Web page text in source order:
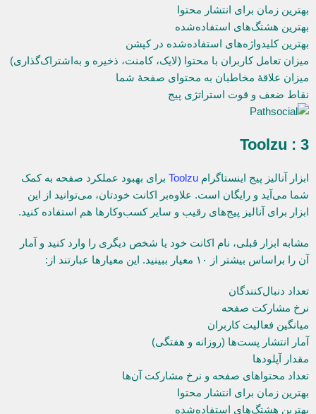
بهترین زمان برای انتشار محتوا
بهترین هشتگ‌های استفاده‌شده
بهترین کلیدواژه‌های استفاده‌شده در کپشن
میزان تعامل کاربران با محتوا (لایک، کامنت، ذخیره و به‌اشتراک‌گذاری)
میزان علاقۀ مخاطبان به محتوای صفحۀ شما
نقاط ضعف و قوت استراتژی پیج
3 : Toolzu
ابزار آنالیز پیج اینستاگرام Toolzu برای بهبود عملکرد صفحه به کمک
شما می‌آید و رایگان است. علاوه‌بر اکانت خودتان، می‌توانید از این
ابزار برای آنالیز پیج‌های رقیب و سایر کسب‌وکارها هم استفاده کنید.
مشابه ابزار قبلی، نام اکانت خود یا شخص دیگری را وارد کنید و آمار
آن را براساس بیشتر از ۱۰ معیار ببینید. این معیارها عبارتند از:
تعداد دنبال‌کنندگان
نرخ مشارکت صفحه
میانگین فعالیت کاربران
آمار انتشار پست‌ها (روزانه و هفتگی)
مقدار آپلودها
تعداد محتواهای صفحه و نرخ مشارکت آن‌ها
بهترین زمان برای انتشار محتوا
بهترین هشتگ‌های استفاده‌شده